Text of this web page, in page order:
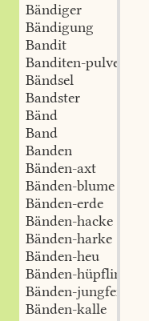
Bändiger
Bändigung
Bandit
Banditen-pulver
Bändsel
Bandster
Bänd
Band
Banden
Bänden-axt
Bänden-blume
Bänden-erde
Bänden-hacke
Bänden-harke
Bänden-heu
Bänden-hüpfling
Bänden-jungfer
Bänden-kalle